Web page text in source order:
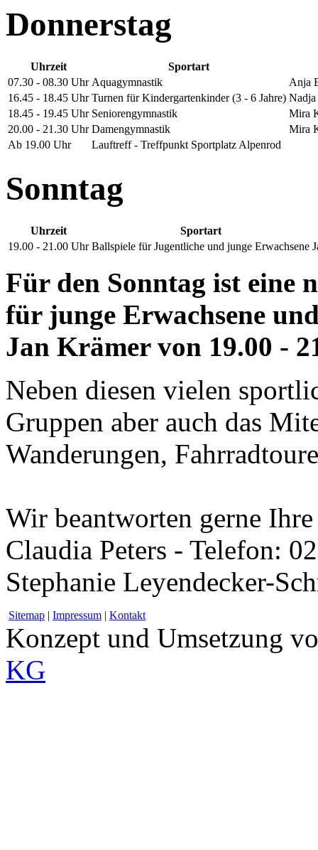
Donnerstag
Uhrzeit
Sportart
07.30 - 08.30 Uhr Aquagymnastik
Anja
16.45 - 18.45 Uhr Turnen für Kindergartenkinder (3 - 6 Jahre)
18.45 - 19.45 Uhr Seniorengymnastik
Mira
20.00 - 21.30 Uhr Damengymnastik
Mira
Ab 19.00 Uhr
Lauftreff - Treffpunkt Sportplatz Alpenrod
Sonntag
Uhrzeit
Sportart
19.00 - 21.00 Uhr Ballspiele für Jugentliche und junge Erwachsene
Für den Sonntag ist eine
für junge Erwachsene
Jan Krämer von 19.00 -
Neben diesen vielen
Gruppen aber auch das
Wanderungen,
Wir beantworten gerne
Claudia Peters - Telefon:
Stephanie Leyendecker-
Sitemap | Impressum | Kontakt
Konzept und Umsetzung
KG